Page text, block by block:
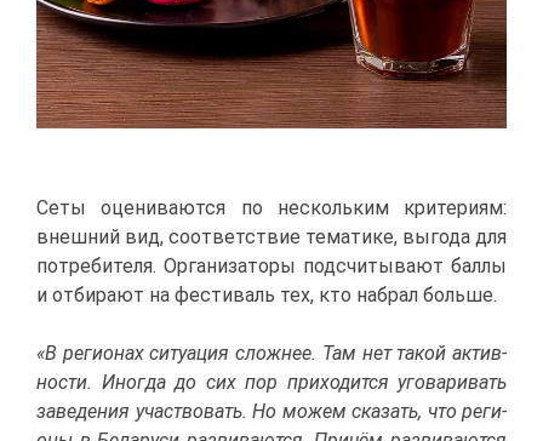
Се­ты оце­ни­ва­ют­ся по несколь­ким кри­те­ри­ям:
внеш­ний вид, со­от­вет­ствие те­ма­ти­ке, вы­го­да для
по­тре­би­те­ля. Ор­га­ни­за­то­ры под­счи­ты­ва­ют бал­лы
и от­би­ра­ют на фе­сти­валь тех, кто на­брал боль­ше.
«В ре­ги­о­нах си­ту­а­ция слож­нее. Там нет та­кой ак­тив­
но­сти. Ино­гда до сих пор при­хо­дит­ся уго­ва­ри­вать
за­ве­де­ния участ­во­вать. Но мо­жем ска­зать, что ре­ги­